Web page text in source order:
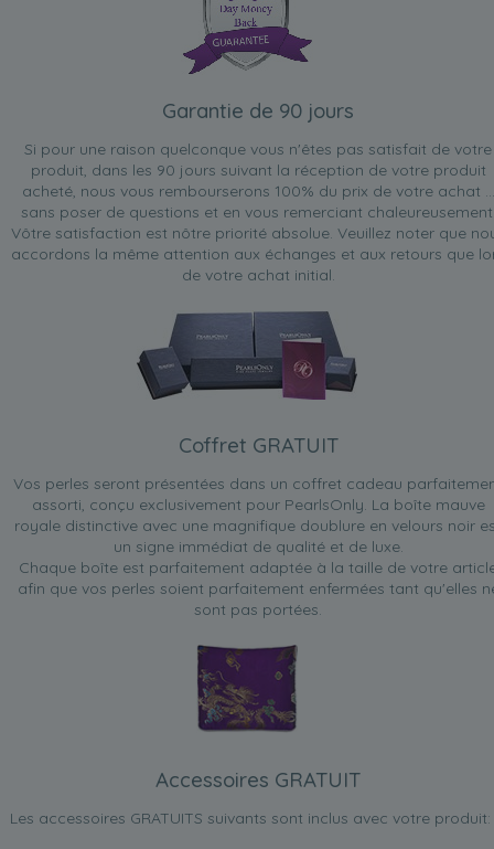
Garantie de 90 jours
Si pour une raison quelconque vous n'êtes pas satisfait de votre
produit, dans les 90 jours suivant la réception de votre produit
acheté, nous vous rembourserons 100% du prix de votre achat ...
sans poser de questions et en vous remerciant
Vôtre satisfaction est nôtre priorité absolue. Veuillez noter que
accordons la même attention aux échanges et aux retours que
de votre achat initial.
Coffret GRATUIT
Vos perles seront présentées dans un coffret cadeau
assorti, conçu exclusivement pour PearlsOnly. La boîte mauve
royale distinctive avec une magnifique doublure en velours noir
un signe immédiat de qualité et de luxe.
Chaque boîte est parfaitement adaptée à la taille de votre
afin que vos perles soient parfaitement enfermées tant qu'elles
sont pas portées.
Accessoires GRATUIT
Les accessoires GRATUITS suivants sont inclus avec votre produit: